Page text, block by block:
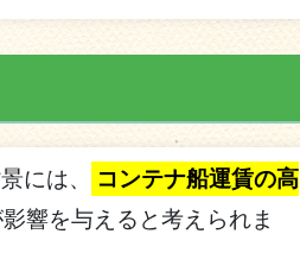
には、
コンテナ船運賃の高
響を与えると考えられま